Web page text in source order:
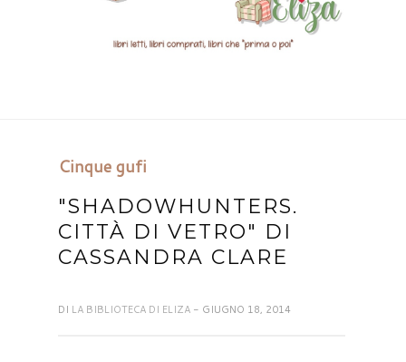
Cinque gufi
"SHADOWHUNTERS.
CITTÀ DI VETRO" DI
CASSANDRA CLARE
DI LA BIBLIOTECA DI ELIZA - GIUGNO 18, 2014